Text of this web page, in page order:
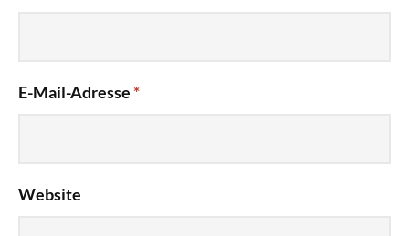
E-Mail-Adresse *
Website